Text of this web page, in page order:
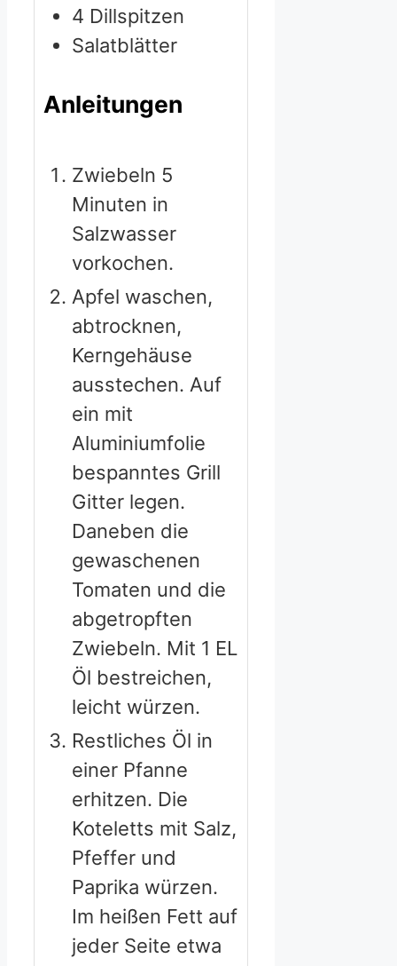
4 Dillspitzen
Salatblätter
Anleitungen
Zwiebeln 5
Minuten in
Salzwasser
vorkochen.
Apfel waschen,
abtrocknen,
Kerngehäuse
ausstechen. Auf
ein mit
Aluminiumfolie
bespanntes Grill
Gitter legen.
Daneben die
gewaschenen
Tomaten und die
abgetropften
Zwiebeln. Mit 1 EL
Öl bestreichen,
leicht würzen.
Restliches Öl in
einer Pfanne
erhitzen. Die
Koteletts mit Salz,
Pfeffer und
Paprika würzen.
Im heißen Fett auf
jeder Seite etwa